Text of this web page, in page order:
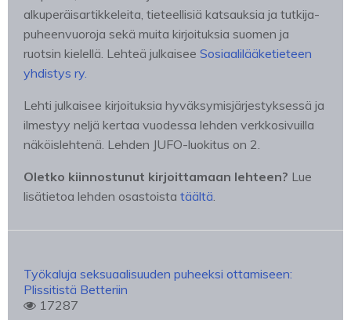
alkuperäisartikkeleita, tieteellisiä katsauksia ja tutkija-
puheenvuoroja sekä muita kirjoituksia suomen ja
ruotsin kielellä. Lehteä julkaisee Sosiaalilääketieteen
yhdistys ry.
Lehti julkaisee kirjoituksia hyväksymisjärjestyksessä ja
ilmestyy neljä kertaa vuodessa lehden verkkosivuilla
näköislehtenä. Lehden JUFO-luokitus on 2.
Oletko kiinnostunut kirjoittamaan lehteen? Lue
lisätietoa lehden osastoista täältä.
Työkaluja seksuaalisuuden puheeksi ottamiseen:
Plissitistä Betteriin
17287